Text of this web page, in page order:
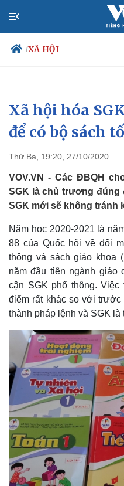
/XÃ HỘI
Chính trị
Đảng
Tổ chức nhân sự
Nhận diện sự thật
Xã hội hóa
để có bộ sách
Thứ Ba, 19:20, 27/10/2020
VOV.VN - Các ĐBQH
SGK là chủ trương đúng
SGK mới sẽ không tránh
Năm học 2020-2021 là
88 của Quốc hội về đổi
thông và sách giáo khoa
năm đầu tiên ngành giáo
cận SGK phổ thông.
điểm rất khác so với
thành pháp lệnh và SGK là